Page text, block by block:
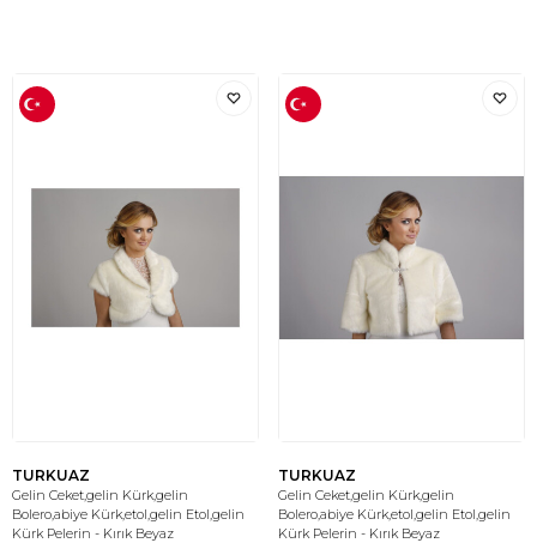
TURKUAZ
Gelin Ceket,gelin Kürk,gelin
Bolero,abiye Kürk,etol,gelin Etol,gelin
Kürk Pelerin - Kırık Beyaz
TURKUAZ
Gelin Ceket,gelin Kürk,gelin
Bolero,abiye Kürk,etol,gelin Etol,gelin
Kürk Pelerin - Kırık Beyaz